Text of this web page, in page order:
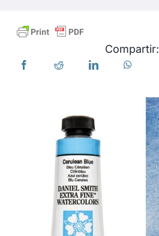
Productos
Eventos
Encuentra un minorista
Contáctanos
Compartir: